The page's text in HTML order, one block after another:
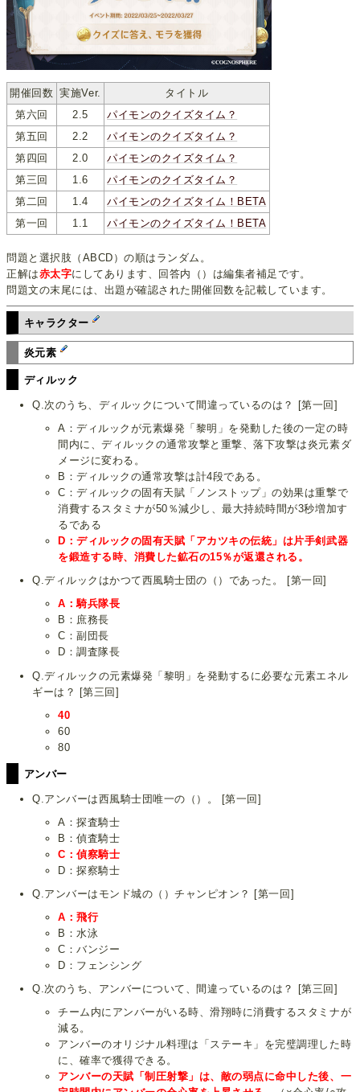
開催回数 実施Ver.
タイトル
第六回
2.5
パイモンのクイズタイム？
第五回
2.2
パイモンのクイズタイム？
第四回
2.0
パイモンのクイズタイム？
第三回
1.6
パイモンのクイズタイム？
第二回
1.4
パイモンのクイズタイム！BETA
第一回
1.1 パイモンのクイズタイム！BETA
問題と選択肢（ABCD）の順はランダム。
正解は赤太字にしてあります、回答内（）は編集者補足です。
問題文の末尾には、出題が確認された開催回数を記載しています。
キャラクター
炎元素
ディルック
Q.次のうち、ディルックについて間違っているのは？ [第一回]
A：ディルックが元素爆発「黎明」を発動した後の一定の時
間内に、ディルックの通常攻撃と重撃、落下攻撃は炎元素ダ
メージに変わる。
B：ディルックの通常攻撃は計4段である。
C：ディルックの固有天賦「ノンストップ」の効果は重撃で
消費するスタミナが50％減少し、最大持続時間が3秒増加す
るである
D：ディルックの固有天賦「アカツキの伝統」は片手剣武器
を鍛造する時、消費した鉱石の15％が返還される。
Q.ディルックはかつて西風騎士団の（）であった。 [第一回]
A：騎兵隊長
B：庶務長
C：副団長
D：調査隊長
Q.ディルックの元素爆発「黎明」を発動するに必要な元素エネル
ギーは？ [第三回]
40
60
80
アンバー
Q.アンバーは西風騎士団唯一の（）。 [第一回]
A：探査騎士
B：偵査騎士
C：偵察騎士
D：探察騎士
Q.アンバーはモンド城の（）チャンピオン？ [第一回]
A：飛行
B：水泳
C：バンジー
D：フェンシング
Q.次のうち、アンバーについて、間違っているのは？ [第三回]
チーム内にアンバーがいる時、滑翔時に消費するスタミナが
減る。
アンバーのオリジナル料理は「ステーキ」を完璧調理した時
に、確率で獲得できる。
アンバーの天賦「制圧射撃」は、敵の弱点に命中した後、一